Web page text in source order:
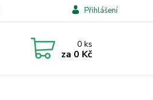
Přihlášení
0ks
za 0 Kč